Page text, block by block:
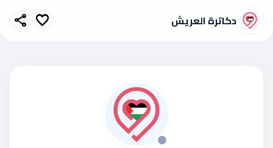
دكاترة العريش favorite
share